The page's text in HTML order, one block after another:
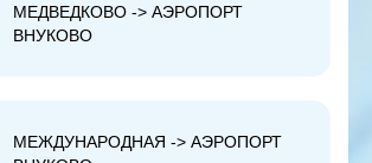
МЕДВЕДКОВО -> АЭРОПОРТ
ВНУКОВО
МЕЖДУНАРОДНАЯ -> АЭРОПОРТ